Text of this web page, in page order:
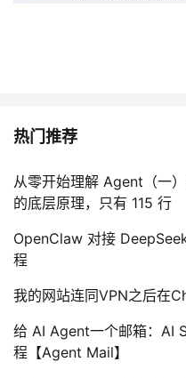
热门推荐
从零开始理解 Agent（一
的底层原理，只有 115 行
OpenClaw 对接
程
我的网站连同VPN之后在
给 AI Agent一个邮箱：AI
程【Agent Mail】